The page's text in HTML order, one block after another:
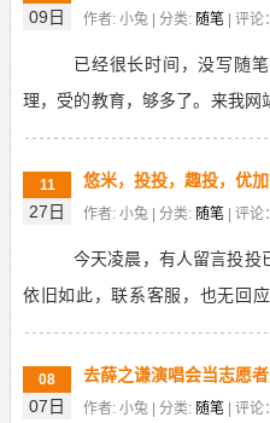
09日 作者: 小兔 | 分类: 随笔 | 评
已经很长时间，没写随
理，受的教育，够多了。来我
逼逼叨一些理论，你所分享的经
11
27日
悠米，投投，趣投，优
作者: 小兔 | 分类: 随笔 | 评
今天凌晨，有人留言投投
依旧如此，联系客服，也无回
败，我去测试它家的悠米，优加
08
07日
去薛之谦演唱会当志愿者
作者: 小兔 | 分类: 随笔 | 评